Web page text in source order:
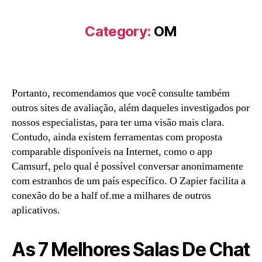
Category: OM
Portanto, recomendamos que você consulte também
outros sites de avaliação, além daqueles investigados por
nossos especialistas, para ter uma visão mais clara.
Contudo, ainda existem ferramentas com proposta
comparable disponíveis na Internet, como o app
Camsurf, pelo qual é possível conversar anonimamente
com estranhos de um país específico. O Zapier facilita a
conexão do be a half of.me a milhares de outros
aplicativos.
As 7 Melhores Salas De Chat